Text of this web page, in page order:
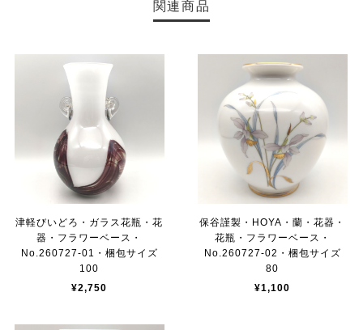
関連商品
津軽びいどろ・ガラス花瓶・花
器・フラワーベース・
No.260727-01・梱包サイズ
100
¥2,750
保谷謹製・HOYA・蘭・花器・
花瓶・フラワーベース・
No.260727-02・梱包サイズ
80
¥1,100